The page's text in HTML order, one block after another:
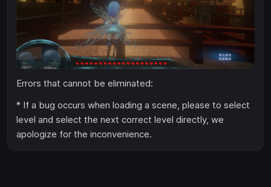
Errors that cannot be eliminated:
* If a bug occurs when loading a scene, please to select
level and select the next correct level directly, we
apologize for the inconvenience.